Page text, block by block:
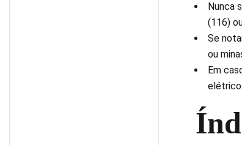
Nunca
(116)
Se
ou
Em